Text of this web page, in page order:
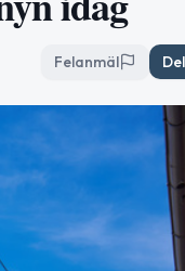
Felanmäl